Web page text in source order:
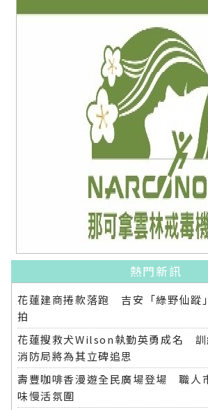
熱門新訊
花蓮建商捲款落跑 吉安「綠野仙蹤
拍
花蓮搜救犬Wilson執勤英勇成名 訓
消防局將為其立碑追思
壽豐咖啡香漫遊全民廣場登場 職人
味慢活氛圍